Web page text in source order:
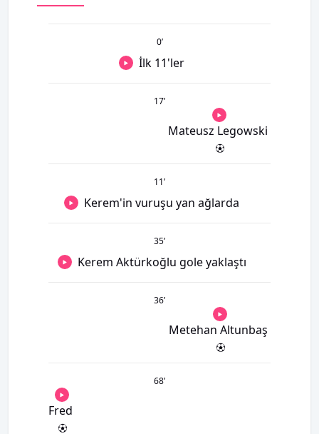
0’
İlk 11'ler
17’
Mateusz Legowski
11’
Kerem'in vuruşu yan ağlarda
35’
Kerem Aktürkoğlu gole yaklaştı
36’
Metehan Altunbaş
68’
Fred